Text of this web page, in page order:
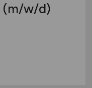
(m/w/d)